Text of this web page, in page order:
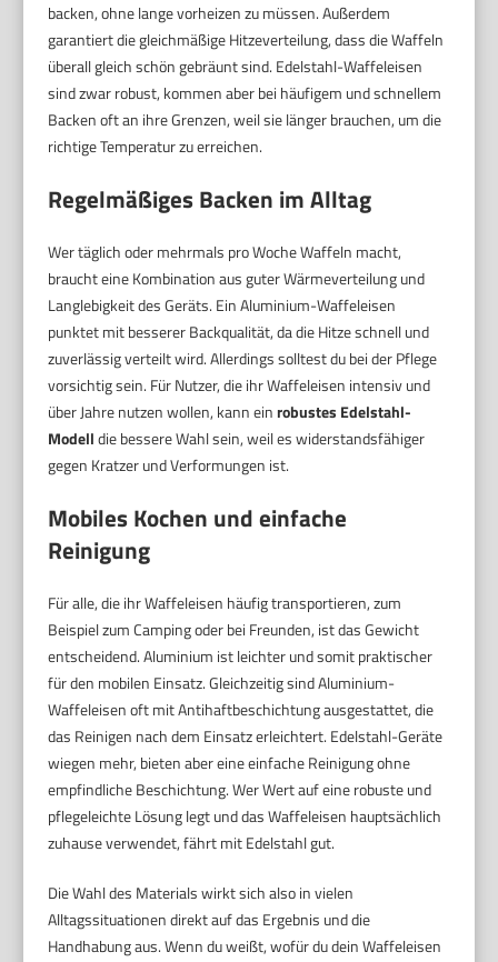
backen, ohne lange vorheizen zu müssen. Außerdem
garantiert die gleichmäßige Hitzeverteilung, dass die Waffeln
überall gleich schön gebräunt sind. Edelstahl-Waffeleisen
sind zwar robust, kommen aber bei häufigem und schnellem
Backen oft an ihre Grenzen, weil sie länger brauchen, um die
richtige Temperatur zu erreichen.
Regelmäßiges Backen im Alltag
Wer täglich oder mehrmals pro Woche Waffeln macht,
braucht eine Kombination aus guter Wärmeverteilung und
Langlebigkeit des Geräts. Ein Aluminium-Waffeleisen
punktet mit besserer Backqualität, da die Hitze schnell und
zuverlässig verteilt wird. Allerdings solltest du bei der Pflege
vorsichtig sein. Für Nutzer, die ihr Waffeleisen intensiv und
über Jahre nutzen wollen, kann einrobustes Edelstahl-
Modelldie bessere Wahl sein, weil es widerstandsfähiger
gegen Kratzer und Verformungen ist.
Mobiles Kochen und einfache
Reinigung
Für alle, die ihr Waffeleisen häufig transportieren, zum
Beispiel zum Camping oder bei Freunden, ist das Gewicht
entscheidend. Aluminium ist leichter und somit praktischer
für den mobilen Einsatz. Gleichzeitig sind Aluminium-
Waffeleisen oft mit Antihaftbeschichtung ausgestattet, die
das Reinigen nach dem Einsatz erleichtert. Edelstahl-Geräte
wiegen mehr, bieten aber eine einfache Reinigung ohne
empfindliche Beschichtung. Wer Wert auf eine robuste und
pflegeleichte Lösung legt und das Waffeleisen hauptsächlich
zuhause verwendet, fährt mit Edelstahl gut.
Die Wahl des Materials wirkt sich also in vielen
Alltagssituationen direkt auf das Ergebnis und die
Handhabung aus. Wenn du weißt, wofür du dein Waffeleisen